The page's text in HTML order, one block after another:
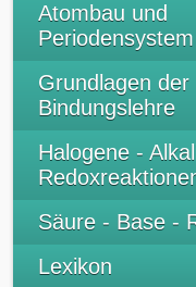
Atombau und
Periodensystem
Grundlagen der
Bindungslehre
Halogene -
Säure - Base -
Lexikon